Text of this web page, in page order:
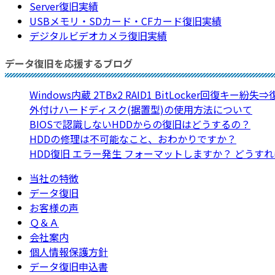
Server復旧実績
USBメモリ・SDカード・CFカード復旧実績
デジタルビデオカメラ復旧実績
データ復旧を応援するブログ
Windows内蔵 2TBx2 RAID1 BitLocker回復キー紛失⇒
外付けハードディスク(据置型)の使用方法について
BIOSで認識しないHDDからの復旧はどうするの？
HDDの修理は不可能なこと、おわかりですか？
HDD復旧 エラー発生 フォーマットしますか？ どうす
当社の特徴
データ復旧
お客様の声
Ｑ＆Ａ
会社案内
個人情報保護方針
データ復旧申込書